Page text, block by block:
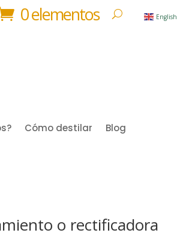
0 elementos
Cómo destilar Blog
o rectificadora
English